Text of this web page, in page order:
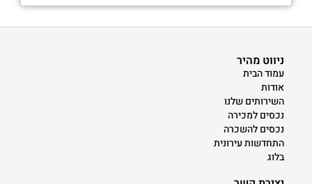
ניווט מהיר
עמוד הבית
אודות
השירותים שלנו
נכסים למכירה
נכסים להשכרה
התחדשות עירונית
בלוג